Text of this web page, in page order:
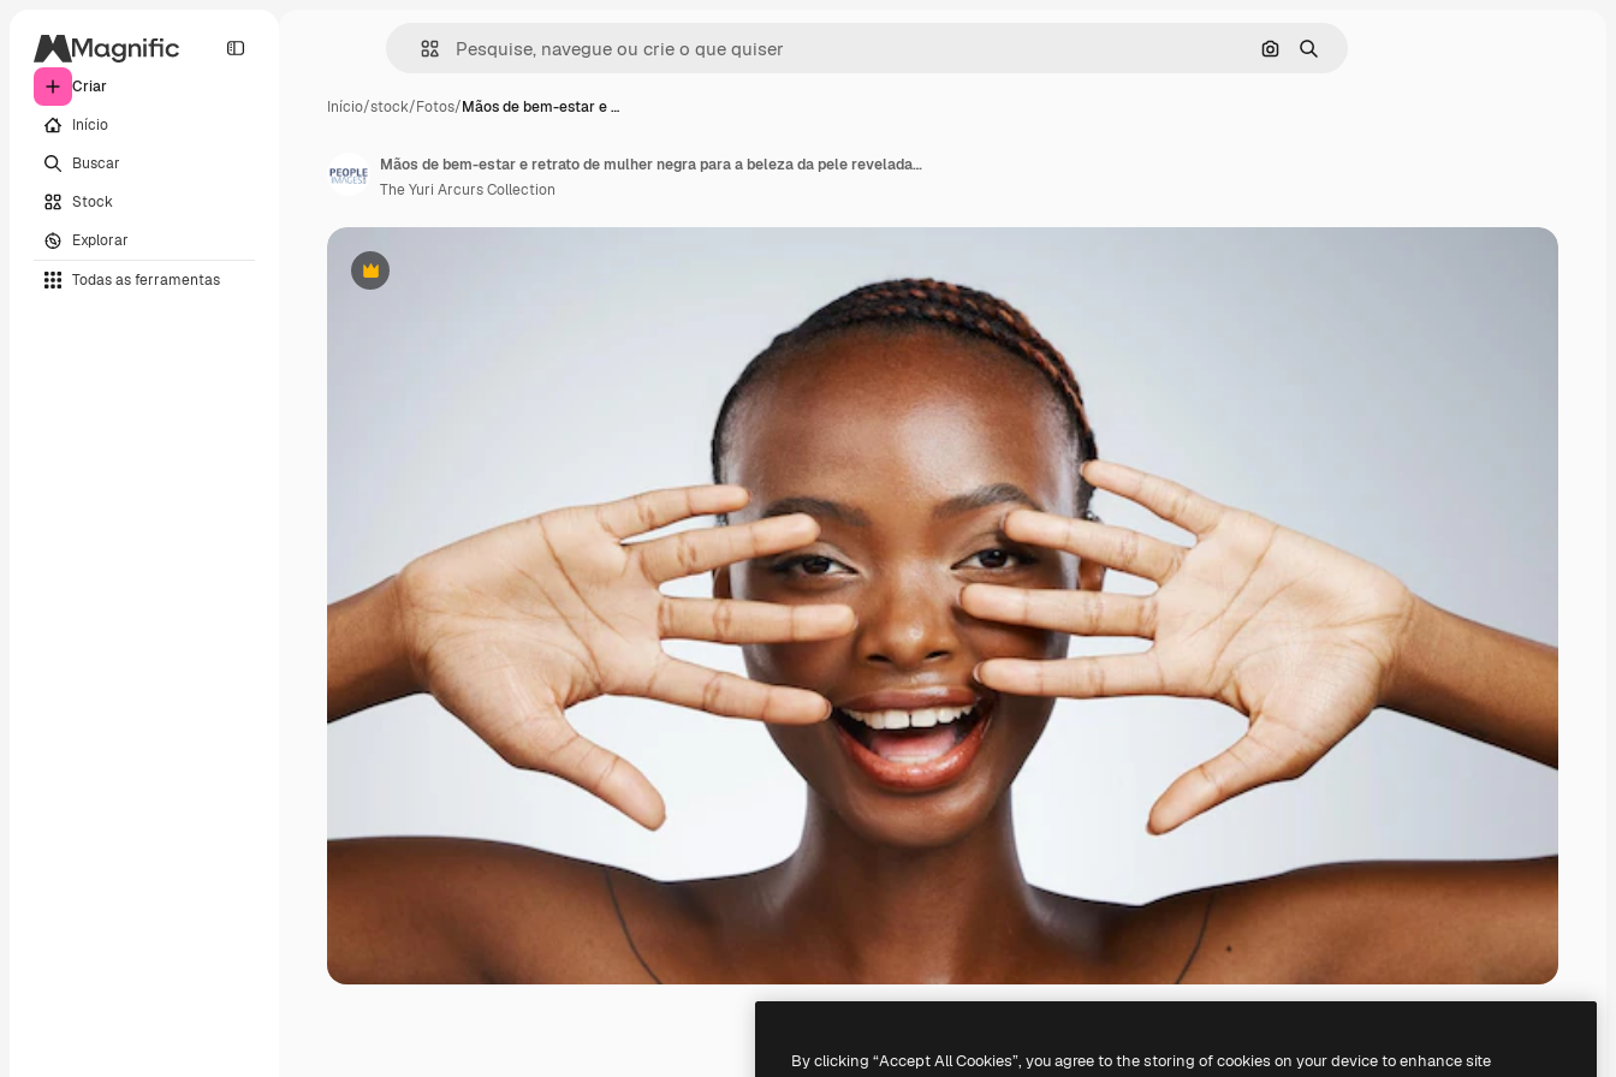
Criar
Início
Buscar
Stock
Explorar
Todas as ferramentas
Pesquisar por imagem
Buscar
Início/stock/Fotos/Mãos de bem-estar e …
Premium
Mãos de bem-estar e retrato de mulher negra para a beleza da pele reveladas e animadas em um fundo de estúdio Sorria jovem e africana com um gesto para a pele facial limpa ou um brilho dermatológico
The Yuri Arcurs Collection
By clicking “Accept All Cookies”, you agree to the storing of cookies on your device to enhance site